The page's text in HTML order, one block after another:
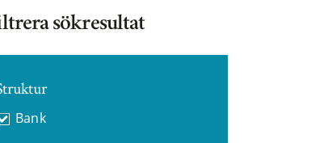
sökresultat
Bank